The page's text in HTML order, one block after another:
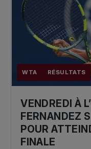
WTA RÉSULTATS
VENDREDI À
FERNANDEZ
POUR
FINALE